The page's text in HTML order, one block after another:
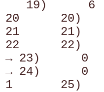
19)      6
20      20)
21      21)
22      22)
→ 23)      0
→ 24)
1       25)